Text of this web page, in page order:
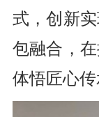
式，创新
包融合，
体悟匠心传